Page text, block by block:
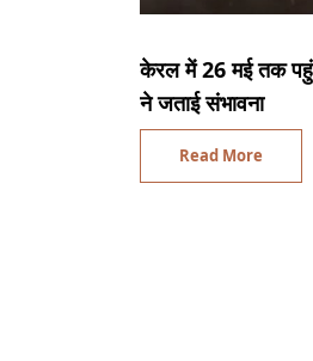
केरल में 26 मई तक
ने जताई संभावना
Read More